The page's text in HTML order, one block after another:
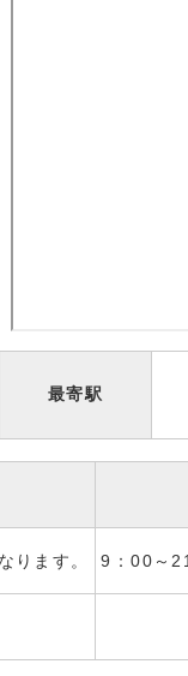
最寄駅
ります。 9：00～